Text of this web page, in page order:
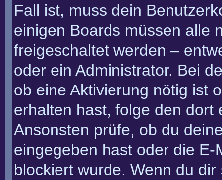
Fall ist, muss dein
einigen Boards müssen alle
freigeschaltet werden –
oder ein Administrator. Bei
ob eine Aktivierung nötig ist
erhalten hast, folge den dort
Ansonsten prüfe, ob du
eingegeben hast oder die
blockiert wurde. Wenn du